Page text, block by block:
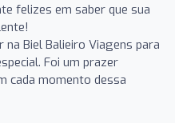
felizes em saber que sua
Biel Balieiro Viagens para
Foi um prazer
cada momento dessa